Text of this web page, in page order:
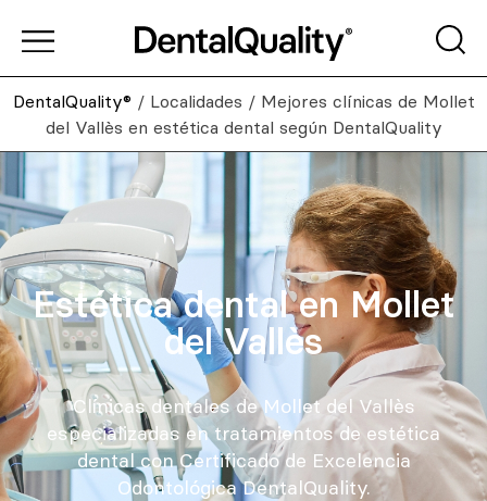
DentalQuality® / Localidades / Mejores clínicas de Mollet
del Vallès en estética dental según DentalQuality
Estética dental en Mollet
del Vallès
Clínicas dentales de Mollet del Vallès
especializadas en tratamientos de estética
dental con Certificado de Excelencia
Odontológica DentalQuality.